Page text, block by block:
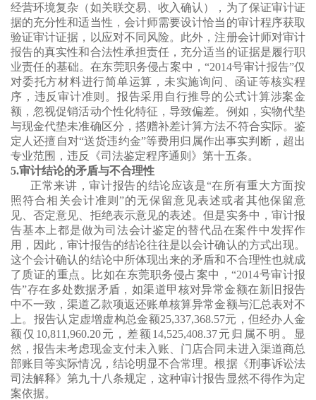
经营环境复杂（如关联交易、收入确认），为了保证审计证
据的充分性和适当性，会计师需要设计恰当的审计程序获取
验证审计证据，以应对不同风险。此外，注册会计师对审计
报告的真实性和合法性承担责任，充分适当的证据是履行职
业责任的基础。在东莞职务侵占案中，“2014号审计报告”仅
对委托方材料进行简单运算，未实施询问、函证等核实程
序，违反审计准则。报告采用自行推导的公式计算涉案金
额，忽视促销活动个性化特征，导致偏差。例如，实物代垫
与现金代垫未准确区分，搭赠补差计算方法不符合实际。鉴
定人还擅自对“送货违约金”等费用归属作出事实判断，超出
专业范围，违反《司法鉴定程序通则》第十五条。
5.审计结论的矛盾与不合理性
正常来讲，审计报告的结论应该是“在所有重大方面按
照符合相关会计准则”的无保留意见表述或者其他保留意
见、否定意见、拒绝表示意见的表述。但是实务中，审计报
告基本上都是做为司法会计鉴定的替代品在案件中发挥作
用，因此，审计报告的结论往往是以会计确认的方式出现。
这个会计确认的结论中所体现出来的矛盾和不合理性也就成
了质证的重点。比如在东莞职务侵占案中，“2014号审计报
告”存在多处数据矛盾，如渠道甲核对异常金额在新旧报告
中不一致，渠道乙款项返还账单核算异常金额与汇总表对不
上。报告认定虚增虚构总金额25,337,368.57元，但经办人金
额仅10,811,960.20元，差额14,525,408.37元归属不明。显
然，报告未考虑现金支付未入账、门店合同未进入渠道商总
部账目等实际情况，结论明显不合常理。根据《刑事诉讼法
司法解释》第九十八条规定，这种审计报告显然不得作为定
案依据。